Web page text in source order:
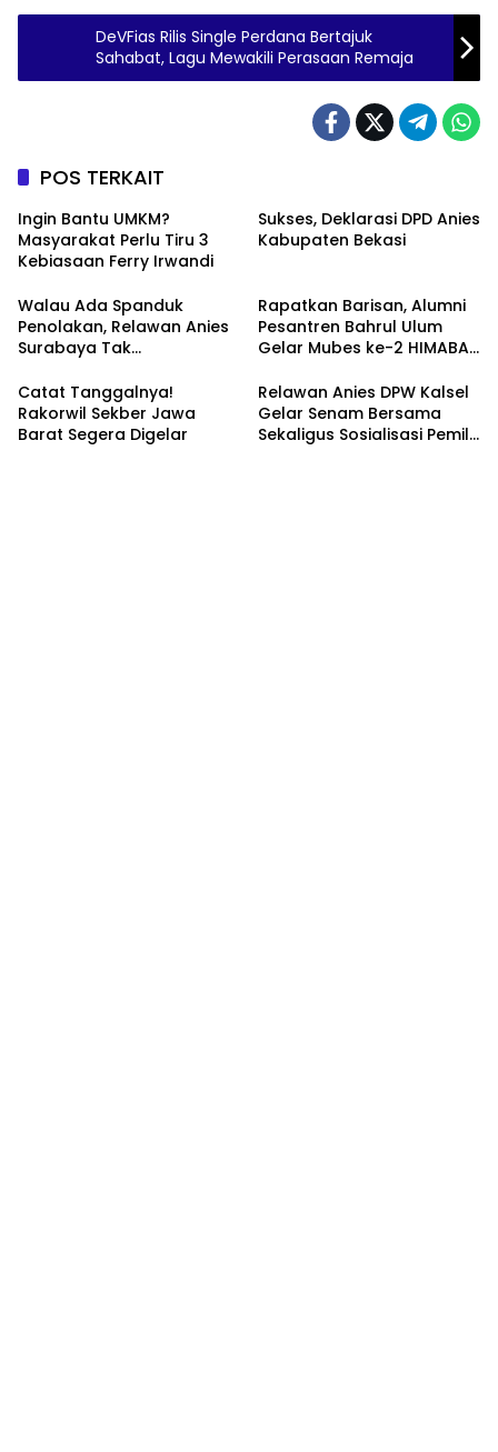
DeVFias Rilis Single Perdana Bertajuk
Sahabat, Lagu Mewakili Perasaan Remaja
POS TERKAIT
Ingin Bantu UMKM?
Masyarakat Perlu Tiru 3
Kebiasaan Ferry Irwandi
Sukses, Deklarasi DPD Anies
Kabupaten Bekasi
Walau Ada Spanduk
Penolakan, Relawan Anies
Surabaya Tak
Rapatkan Barisan, Alumni
Pesantren Bahrul Ulum
Gelar Mubes ke-2 HIMABAS
Semarang
Catat Tanggalnya!
Rakorwil Sekber Jawa
Barat Segera Digelar
Relawan Anies DPW Kalsel
Gelar Senam Bersama
Sekaligus Sosialisasi Pemilu